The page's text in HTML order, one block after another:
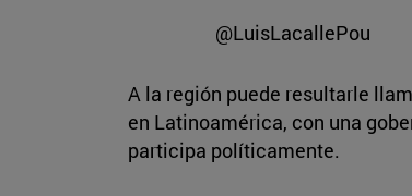
@LuisLacallePou
A la región puede resultarle
en Latinoamérica, con una
participa políticamente.